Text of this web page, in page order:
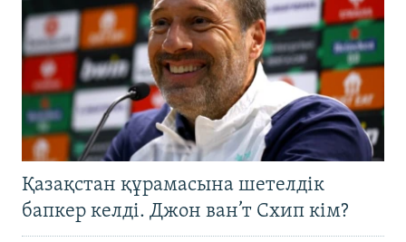
Қазақстан құрамасына шетелдік
бапкер келді. Джон ван’т Схип кім?